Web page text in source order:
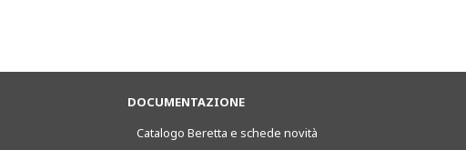
DOCUMENTAZIONE
Catalogo Beretta e schede novità